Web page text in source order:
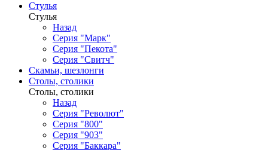
Стулья
Стулья
Назад
Серия "Марк"
Серия "Пекота"
Серия "Свитч"
Скамьи, шезлонги
Столы, столики
Столы, столики
Назад
Серия "Револют"
Серия "800"
Серия "903"
Серия "Баккара"